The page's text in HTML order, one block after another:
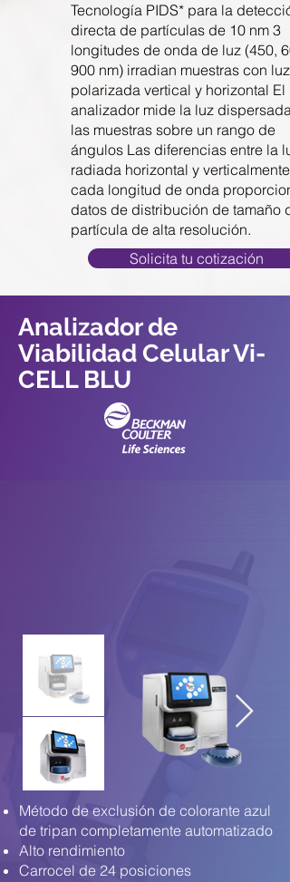
Tecnología PIDS* para la
directa de partículas de 10 nm 3
longitudes de onda de luz (450,
900 nm) irradian muestras con luz
polarizada vertical y horizontal El
analizador mide la luz dispersada
las muestras sobre un rango de
ángulos Las diferencias entre la
radiada horizontal y verticalmente
cada longitud de onda
datos de distribución de tamaño
partícula de alta resolución.
Solicita tu cotización
Analizador de
Viabilidad Celular Vi-
CELL BLU
Método de exclusión de colorante azul
de tripan completamente automatizado
Alto rendimiento
Carrocel de 24 posiciones